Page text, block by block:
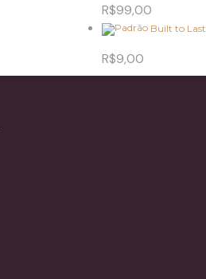
R$99,00
Built to Last
R$9,00